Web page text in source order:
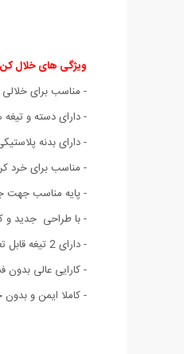
ویژگی های خلال
- مناسب برای
- دارای دسته و
- دارای بدنه
- مناسب برای خرد
- پایه مناسب جهت
- با طراحی جدید و
- دارای 2 تیغه قابل تعویض
- کارایی عالی بدون
- کاملا ایمن و